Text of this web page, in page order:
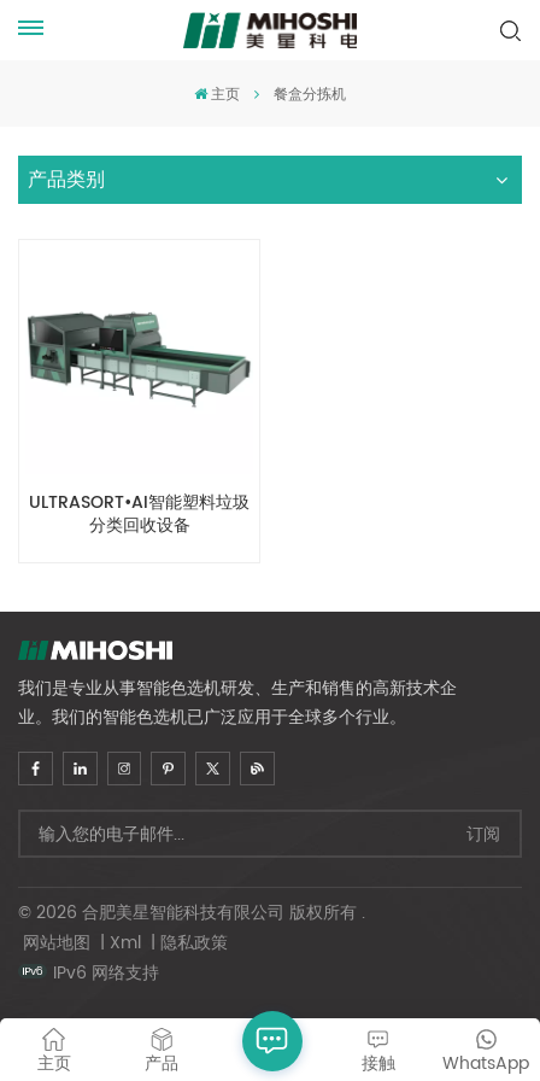
主页 餐盒分拣机
产品类别
ULTRASORT•AI智能塑料垃圾
分类回收设备
我们是专业从事智能色选机研发、生产和销售的高新技术企
业。我们的智能色选机已广泛应用于全球多个行业。
© 2026 合肥美星智能科技有限公司 版权所有 .
网站地图 | Xml | 隐私政策
IPv6 网络支持
主页 产品 WhatsApp
接触